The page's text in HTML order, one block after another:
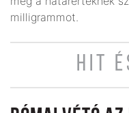
milligrammot.
HIT